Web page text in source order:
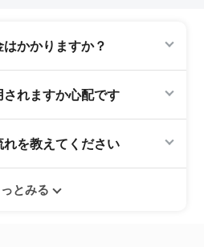
かかりますか？
職希望者の方からは費用は
ん。
れますか心配です
ます。60代・70代以上の
ますので年齢に気負いせず
でください。
を教えてください
時間を頂きます。その後希
っとみる